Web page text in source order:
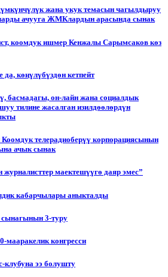
жана укук темасын чагылдыруу
ачууга ЖМКлардын арасында сынак
коомдук ишмер Кенжалы Сарымсаков көз
көңүлүбүздөн кетпейт
басмадагы, он-лайн жана социалдык
тилине жасалган изилдөөлөрдүн
телерадиоберүү корпорациясынын
ачык сынак
маектешүүгө даяр эмес”
кабарчылары аныкталды
сынагынын 3-туру
мааракелик конгресси
клубуна ээ болушту